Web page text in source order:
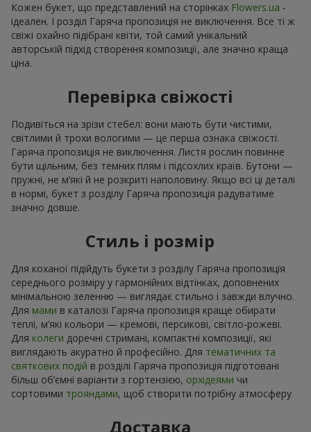
Кожен букет, що представлений на сторінках Flowers.ua -
ідеален. І розділ Гаряча пропозиція не виключення. Все ті ж
свіжі охайно підібрані квіти, той самий унікальний
авторській підхід створення композиції, але значно краща
ціна.
Перевірка свіжості
Подивіться на зрізи стебел: вони мають бути чистими,
світлими й трохи вологими — це перша ознака свіжості.
Гаряча пропозиція не виключення. Листя рослин повинне
бути щільним, без темних плям і підсохлих країв. Бутони —
пружні, не м’які й не розкриті наполовину. Якщо всі ці деталі
в нормі, букет з розділу Гаряча пропозиція радуватиме
значно довше.
Стиль і розмір
Для коханої підійдуть букети з розділу Гаряча пропозиція
середнього розміру у гармонійних відтінках, доповнених
мінімальною зеленню — виглядає стильно і завжди влучно.
Для мами в каталозі Гаряча пропозиція краще обирати
теплі, м’які кольори — кремові, персикові, світло-рожеві.
Для колеги доречні стримані, компактні композиції, які
виглядають акуратно й професійно. Для тематичних та
святкових подій в розділі Гаряча пропозиція підготовані
більш об’ємні варіанти з гортензією, орхідеями чи
сортовими трояндами, щоб створити потрібну атмосферу
Доставка